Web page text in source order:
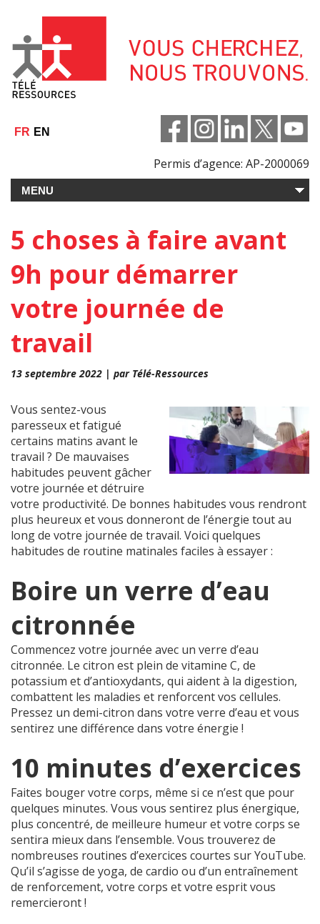
contenu
FR EN
Permis d’agence: AP-2000069
5 choses à faire avant
9h pour démarrer
votre journée de
travail
13 septembre 2022 | par Télé-Ressources
Vous sentez-vous
paresseux et fatigué
certains matins avant le
travail ? De mauvaises
habitudes peuvent gâcher
votre journée et détruire
votre productivité. De bonnes habitudes vous rendront
plus heureux et vous donneront de l’énergie tout au
long de votre journée de travail. Voici quelques
habitudes de routine matinales faciles à essayer :
Boire un verre d’eau
citronnée
Commencez votre journée avec un verre d’eau
citronnée. Le citron est plein de vitamine C, de
potassium et d’antioxydants, qui aident à la digestion,
combattent les maladies et renforcent vos cellules.
Pressez un demi-citron dans votre verre d’eau et vous
sentirez une différence dans votre énergie !
10 minutes d’exercices
Faites bouger votre corps, même si ce n’est que pour
quelques minutes. Vous vous sentirez plus énergique,
plus concentré, de meilleure humeur et votre corps se
sentira mieux dans l’ensemble. Vous trouverez de
nombreuses routines d’exercices courtes sur YouTube.
Qu’il s’agisse de yoga, de cardio ou d’un entraînement
de renforcement, votre corps et votre esprit vous
remercieront !